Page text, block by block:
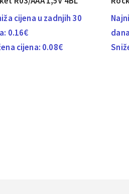
cijena u zadnjih 30
0.16€
cijena: 0.08€